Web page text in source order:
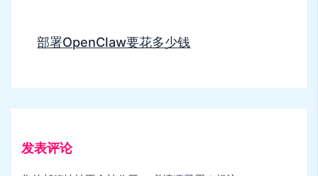
部署OpenClaw要花多少钱
发表评论